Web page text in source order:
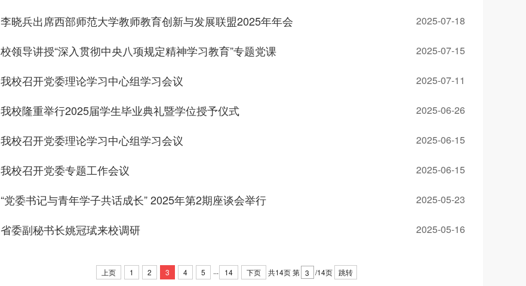
李晓兵出席西部师范大学教师教育创新与发展联盟2025年年会 2025-07-18
校领导讲授“深入贯彻中央八项规定精神学习教育”专题党课 2025-07-15
我校召开党委理论学习中心组学习会议 2025-07-11
我校隆重举行2025届学生毕业典礼暨学位授予仪式 2025-06-26
我校召开党委理论学习中心组学习会议 2025-06-15
我校召开党委专题工作会议 2025-06-15
“党委书记与青年学子共话成长” 2025年第2期座谈会举行 2025-05-23
省委副秘书长姚冠珷来校调研 2025-05-16
上页 1 2 3 4 5 ... 14 下页 共14页 第 /14页 跳转